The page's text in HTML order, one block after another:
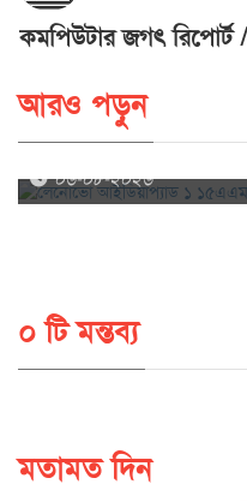
কমপিউটার জগৎ রিপোর্ট
আরও পড়ুন
লেনোভো আইডিয়াপ্যাড ১
০৬-০৮-২০২৬
০ টি মন্তব্য
মতামত দিন